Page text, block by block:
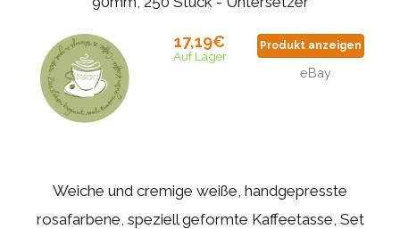
17,19€
Auf Lager
Produkt anzeigen
eBay
Weiche und cremige weiße, handgepresste
rosafarbene, speziell geformte Kaffeetasse, Set